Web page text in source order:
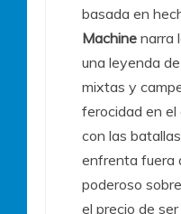
basada en
Machine narra
una leyenda
mixtas y
ferocidad en
con las
enfrenta fuera
poderoso
el precio de ser